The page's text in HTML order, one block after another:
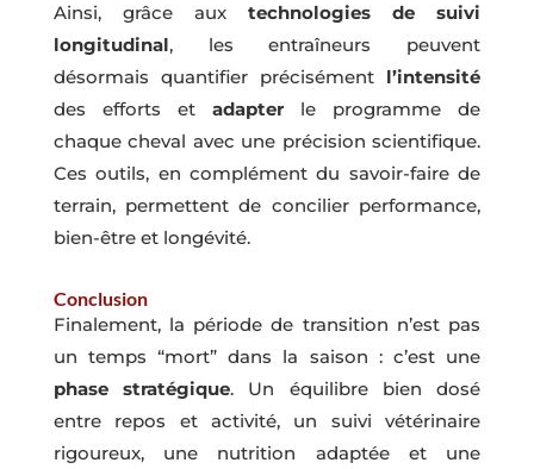
Ainsi, grâce auxtechnologies de suivi
longitudinal, les entraîneurs peuvent
désormais quantifier précisément l’intensité
des efforts et adapter le programme de
chaque cheval avec une précision scientifique.
Ces outils, en complément du savoir-faire de
terrain, permettent de concilier performance,
bien-être et longévité.
Conclusion
Finalement, la période de transition n’est pas
un temps “mort” dans la saison : c’est une
phase stratégique. Un équilibre bien dosé
entre repos et activité, un suivi vétérinaire
rigoureux, une nutrition adaptée et une